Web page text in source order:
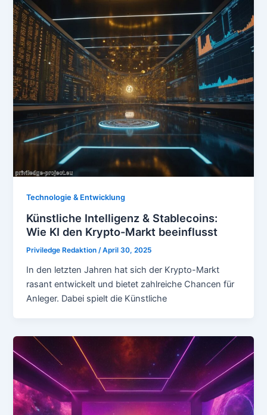
Technologie & Entwicklung
Künstliche Intelligenz & Stablecoins:
Wie KI den Krypto-Markt beeinflusst
Priviledge Redaktion /April 30, 2025
In den letzten Jahren hat sich der Krypto-Markt
rasant entwickelt und bietet zahlreiche Chancen für
Anleger. Dabei spielt die Künstliche